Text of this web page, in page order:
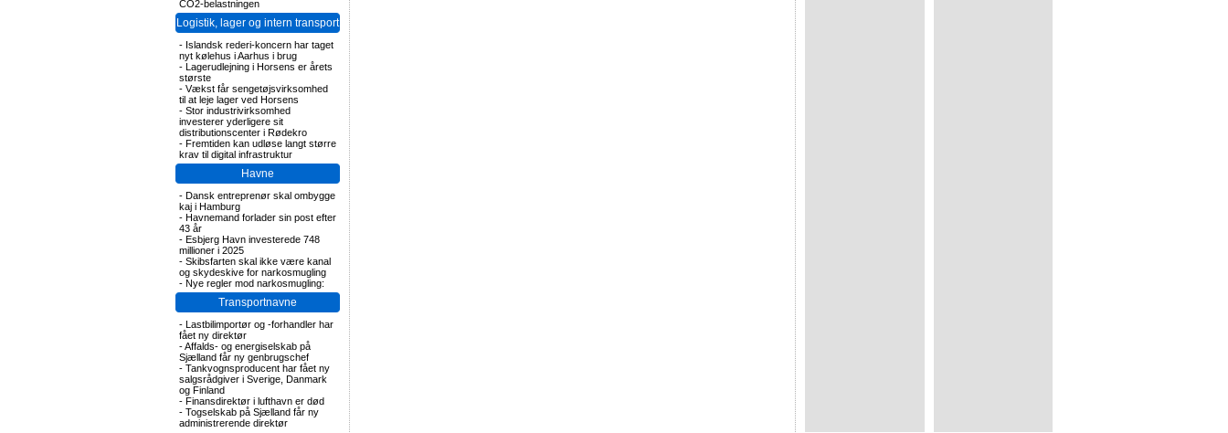
CO2-belastningen
Logistik, lager og intern transport
- Islandsk rederi-koncern har taget
nyt kølehus i Aarhus i brug
- Lagerudlejning i Horsens er årets
største
- Vækst får sengetøjsvirksomhed
til at leje lager ved Horsens
- Stor industrivirksomhed
investerer yderligere sit
distributionscenter i Rødekro
- Fremtiden kan udløse langt større
krav til digital infrastruktur
Havne
- Dansk entreprenør skal ombygge
kaj i Hamburg
- Havnemand forlader sin post efter
43 år
- Esbjerg Havn investerede 748
millioner i 2025
- Skibsfarten skal ikke være kanal
og skydeskive for narkosmugling
- Nye regler mod narkosmugling:
Transportnavne
- Lastbilimportør og -forhandler har
fået ny direktør
-Affalds- og energiselskab på
Sjælland får ny genbrugschef
- Tankvognsproducent har fået ny
salgsrådgiver i Sverige, Danmark
og Finland
- Finansdirektør i lufthavn er død
- Togselskab på Sjælland får ny
administrerende direktør